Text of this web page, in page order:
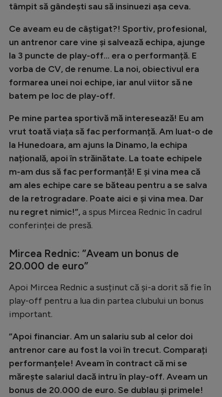
Handbal
Natație
Formula 1
Gimnastică
Auto
Rugby
Ciclism
Alte sporturi
JO 2024
JO 2026
Creează cont
tâmpit să gândești sau să insinuezi așa ceva.
Ce aveam eu de câștigat?! Sportiv, profesional,
un antrenor care vine și salvează echipa, ajunge
la 3 puncte de play-off... era o performanță. E
vorba de CV, de renume. La noi, obiectivul era
formarea unei noi echipe, iar anul viitor să ne
batem pe loc de play-off.
Pe mine partea sportivă mă interesează! Eu am
vrut toată viața să fac performanță. Am luat-o de
la Hunedoara, am ajuns la Dinamo, la echipa
națională, apoi în străinătate. La toate echipele
m-am dus să fac performanță! E și vina mea că
am ales echipe care se băteau pentru a se salva
de la retrogradare. Poate aici e și vina mea. Dar
nu regret nimic!”,a spus Mircea Rednic în cadrul
conferinței de presă.
Mircea Rednic: ”Aveam un bonus de
20.000 de euro”
Apoi Mircea Rednic a susținut că și-a dorit să fie în
play-off pentru a lua din partea clubului un bonus
important.
”Apoi financiar. Am un salariu sub al celor doi
antrenor care au fost la voi în trecut. Comparați
performanțele! Aveam în contract că mi se
mărește salariul dacă intru în play-off. Aveam un
bonus de 20.000 de euro. Se dublau și primele!